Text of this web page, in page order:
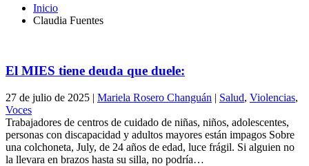
Inicio
Claudia Fuentes
El MIES tiene deuda que duele:
27 de julio de 2025 | Mariela Rosero Changuán | Salud, Violencias,
Voces
Trabajadores de centros de cuidado de niñas, niños, adolescentes,
personas con discapacidad y adultos mayores están impagos Sobre
una colchoneta, July, de 24 años de edad, luce frágil. Si alguien no
la llevara en brazos hasta su silla, no podría…